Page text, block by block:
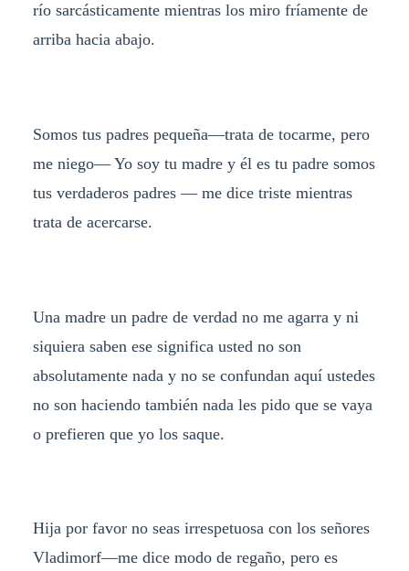
río sarcásticamente mientras los miro fríamente de
arriba hacia abajo.
Somos tus padres pequeña―trata de tocarme, pero
me niego―Yo soy tu madre y él es tu padre somos
tus verdaderos padres — me dice triste mientras
trata de acercarse.
Una madre un padre de verdad no me agarra y ni
siquiera saben ese significa usted no son
absolutamente nada y no se confundan aquí ustedes
no son haciendo también nada les pido que se vaya
o prefieren que yo los saque.
Hija por favor no seas irrespetuosa con los señores
Vladimorf—me dice modo de regaño, pero es